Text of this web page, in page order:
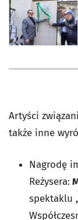
otworzy się w
Artyści
także inne
Nagrodę
Reżysera:
spektaklu